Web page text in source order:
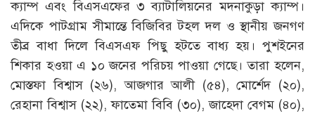
ক্যাম্প এবং বিএসএফের ৩ ব্যাটালিয়নের মদনাকুড়া ক্যাম্প।
এদিকে পাটগ্রাম সীমান্তে বিজিবির টহল দল ও স্থানীয় জনগণ
তীব্র বাধা দিলে বিএসএফ পিছু হটতে বাধ্য হয়। পুশইনের
শিকার হওয়া এ ১০ জনের পরিচয় পাওয়া গেছে। তারা হলেন,
মোস্তফা বিশ্বাস (২৬), আজগার আলী (৫৪), মোর্শেদ (২০),
রেহানা বিশ্বাস (২২), ফাতেমা বিবি (৩০), জাহেদা বেগম (৪০),